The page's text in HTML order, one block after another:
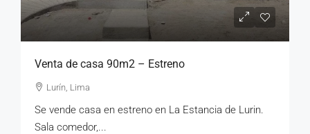
Venta de casa 90m2 – Estreno
Lurín, Lima
Se vende casa en estreno en La Estancia de Lurin.
Sala comedor,...